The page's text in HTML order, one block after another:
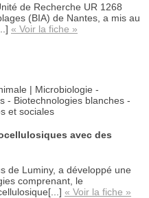
de Recherche UR 1268
(BIA) de Nantes, a mis au
« Voir la fiche »
| Microbiologie -
- Biotechnologies blanches -
et sociales
avec des
de Luminy, a développé une
comprenant, le
« Voir la fiche »